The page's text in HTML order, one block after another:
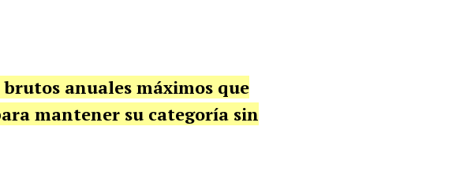
brutos anuales máximos que
mantener su categoría sin